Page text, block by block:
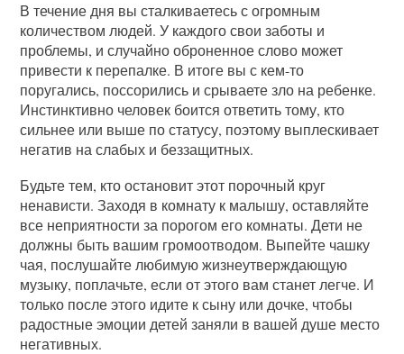
В течение дня вы сталкиваетесь с огромным
количеством людей. У каждого свои заботы и
проблемы, и случайно оброненное слово может
привести к перепалке. В итоге вы с кем-то
поругались, поссорились и срываете зло на ребенке.
Инстинктивно человек боится ответить тому, кто
сильнее или выше по статусу, поэтому выплескивает
негатив на слабых и беззащитных.
Будьте тем, кто остановит этот порочный круг
ненависти. Заходя в комнату к малышу, оставляйте
все неприятности за порогом его комнаты. Дети не
должны быть вашим громоотводом. Выпейте чашку
чая, послушайте любимую жизнеутверждающую
музыку, поплачьте, если от этого вам станет легче. И
только после этого идите к сыну или дочке, чтобы
радостные эмоции детей заняли в вашей душе место
негативных.